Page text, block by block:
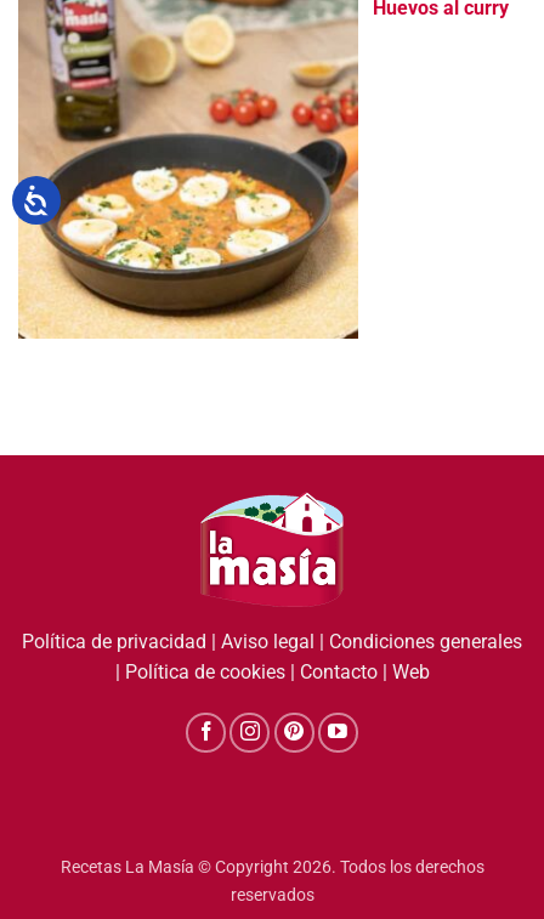
Huevos al curry
Política de privacidad Aviso legal
Condiciones generales
Política de cookies| Contacto| Web
Recetas La Masía © Copyright 2026. Todos los derechos
reservados